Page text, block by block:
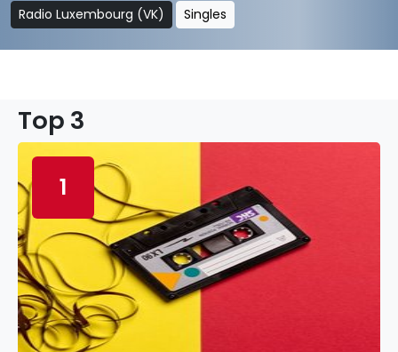
Radio Luxembourg (VK) Singles
Top 3
1